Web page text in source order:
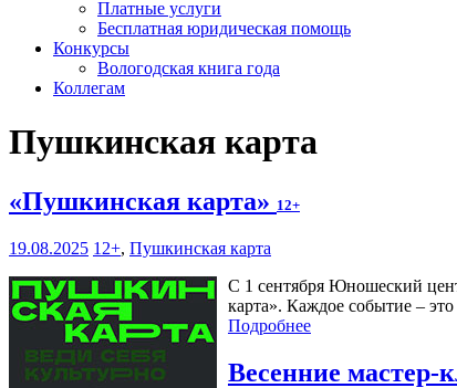
Платные услуги
Бесплатная юридическая помощь
Конкурсы
Вологодская книга года
Коллегам
Пушкинская карта
«Пушкинская карта» 12+
19.08.2025 12+, Пушкинская карта
С 1 сентября Юношеский
карта». Каждое событие –
Подробнее
Весенние мастер-